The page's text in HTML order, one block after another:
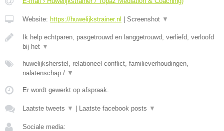
Website: https://huwelijkstrainer.nl Screenshot ▼
Ik help echtparen, pasgetrouwd en langgetrouwd, verliefd, verloofd
bij het ▼
huwelijksherstel, relationeel conflict, familieverhoudingen,
nalatenschap / ▼
Er wordt gewerkt op afspraak.
Laatste tweets ▼ Laatste facebook posts ▼
Sociale media: